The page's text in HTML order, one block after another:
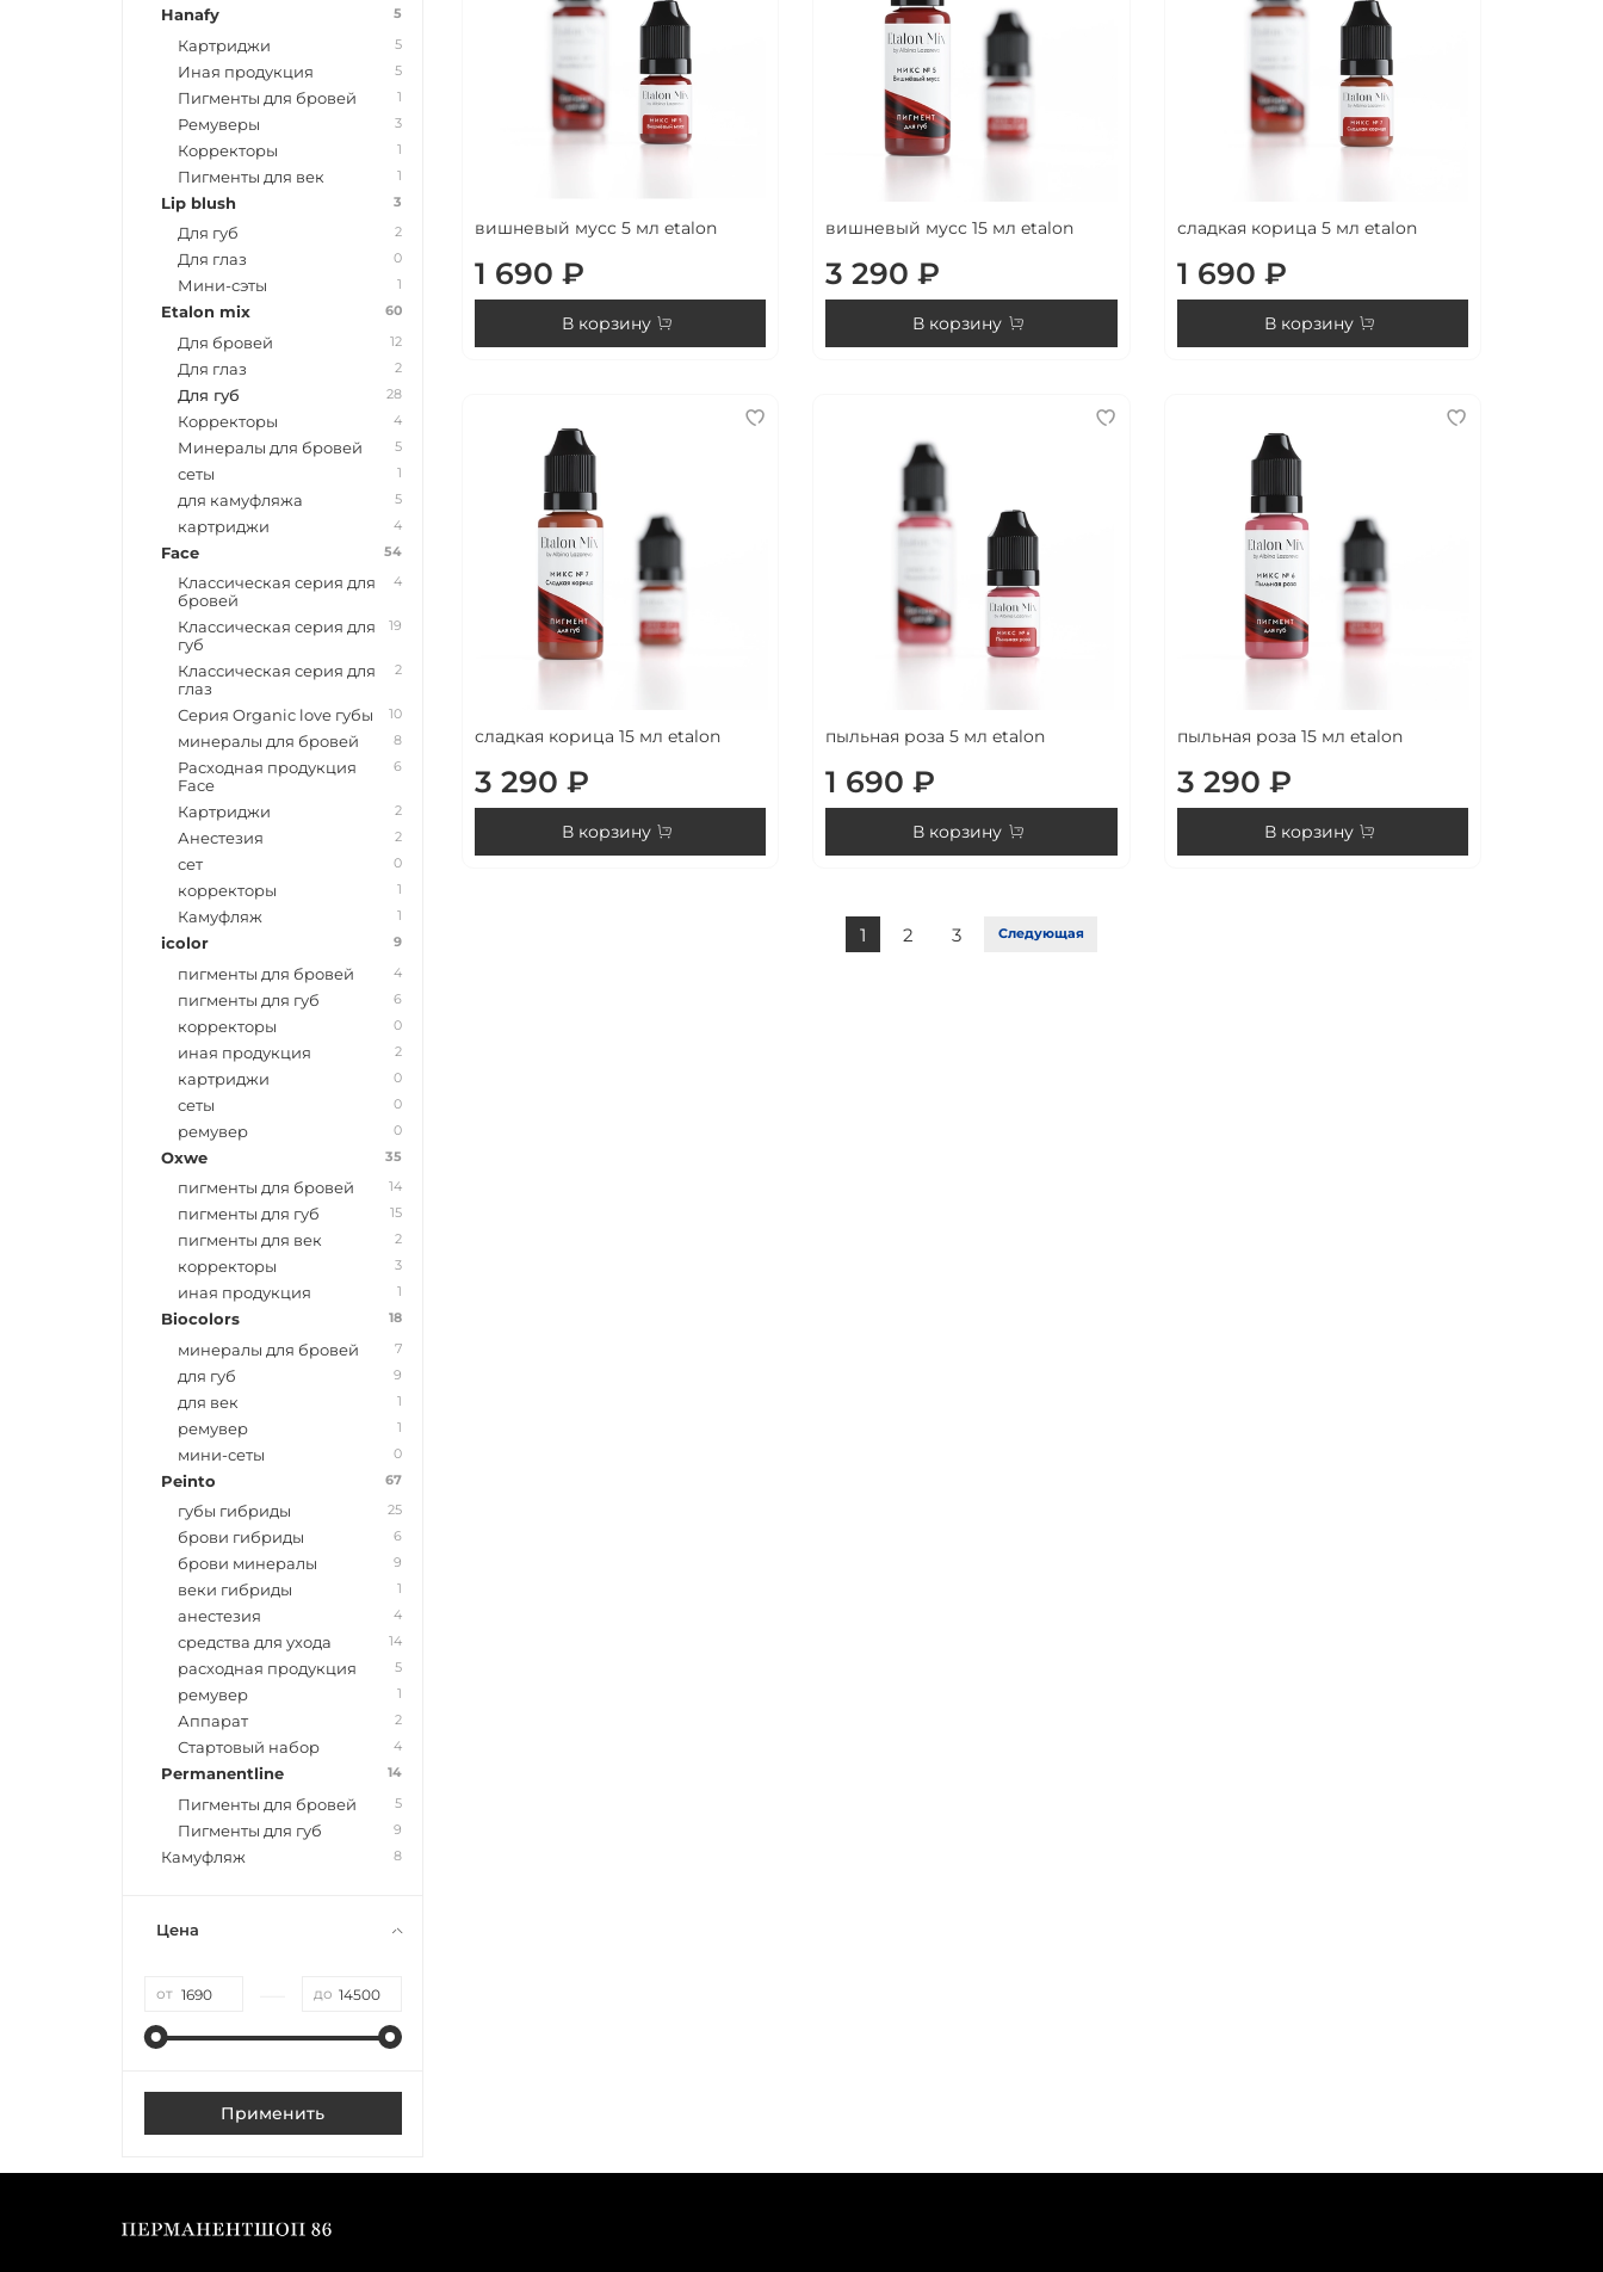
вишневый мусс 5 мл etalon
1 690 ₽
В корзину
вишневый мусс 15 мл etalon
3 290 ₽
В корзину
сладкая корица 5 мл etalon
1 690 ₽
В корзину
сладкая корица 15 мл etalon
3 290 ₽
В корзину
пыльная роза 5 мл etalon
1 690 ₽
В корзину
пыльная роза 15 мл etalon
3 290 ₽
В корзину
1 2 3 Следующая
Hanafy 5
Картриджи 5
Иная продукция 5
Пигменты для бровей 1
Ремуверы 3
Корректоры 1
Пигменты для век 1
Lip blush 3
Для губ 2
Для глаз 0
Мини-сэты 1
Etalon mix 60
Для бровей 12
Для глаз 2
Для губ 28
Корректоры 4
Минералы для бровей 5
сеты 1
для камуфляжа 5
картриджи 4
Face 54
Классическая серия для
бровей
4
Классическая серия для
губ
19
Классическая серия для
глаз
2
Серия Organic love губы 10
минералы для бровей 8
Расходная продукция
Face
6
Картриджи 2
Анестезия 2
сет 0
корректоры 1
Камуфляж 1
icolor 9
пигменты для бровей 4
пигменты для губ 6
корректоры 0
иная продукция 2
картриджи 0
сеты 0
ремувер 0
Oxwe 35
пигменты для бровей 14
пигменты для губ 15
пигменты для век 2
корректоры 3
иная продукция 1
Biocolors 18
минералы для бровей 7
для губ 9
для век 1
ремувер 1
мини-сеты 0
Peinto 67
губы гибриды 25
брови гибриды 6
брови минералы 9
веки гибриды 1
анестезия 4
средства для ухода 14
расходная продукция 5
ремувер 1
Аппарат 2
Стартовый набор 4
Permanentline 14
Пигменты для бровей 5
Пигменты для губ 9
Камуфляж 8
Цена
от до
Применить